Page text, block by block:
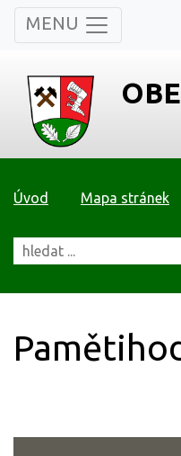
MENU
Úvod Mapa stránek